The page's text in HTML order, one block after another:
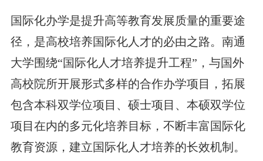
国际化办学是提升高等教育发展质量的重要途
径，是高校培养国际化人才的必由之路。南通
大学围绕“国际化人才培养提升工程”，与国外
高校院所开展形式多样的合作办学项目，拓展
包含本科双学位项目、硕士项目、本硕双学位
项目在内的多元化培养目标，不断丰富国际化
教育资源，建立国际化人才培养的长效机制。